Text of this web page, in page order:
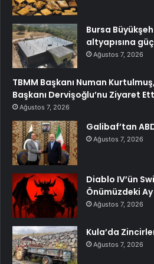
Bursa
altyapısına
Ağustos 7, 2026
TBMM Başkanı Numan
Başkanı Dervişoğlu’nu Ziyaret
Ağustos 7, 2026
Galibaf’tan
Ağustos 7, 2026
Diablo IV’ün
Önümüzdeki
Ağustos 7, 2026
Kula’da
Ağustos 7, 2026